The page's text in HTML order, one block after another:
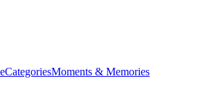
CategoriesMoments & Memories